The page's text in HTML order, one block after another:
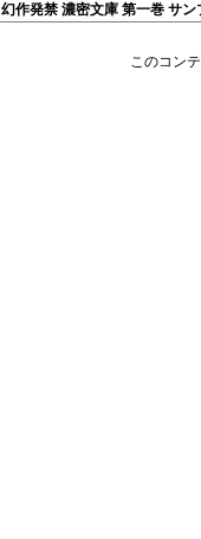
幻作発禁 濃密文庫 第一巻 サ
このコン